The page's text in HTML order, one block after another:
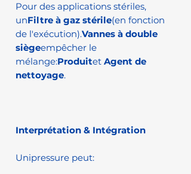
Pour des applications stériles,
unFiltre à gaz stérile(en fonction
de l'exécution).Vannes à double
siègeempêcher le
mélange:Produitet Agent de
nettoyage.
Interprétation & Intégration
Unipressure peut: